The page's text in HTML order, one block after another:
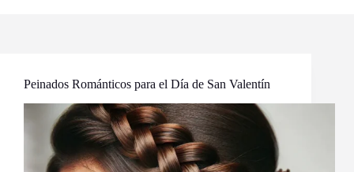
Peinados Románticos para el Día de San Valentín